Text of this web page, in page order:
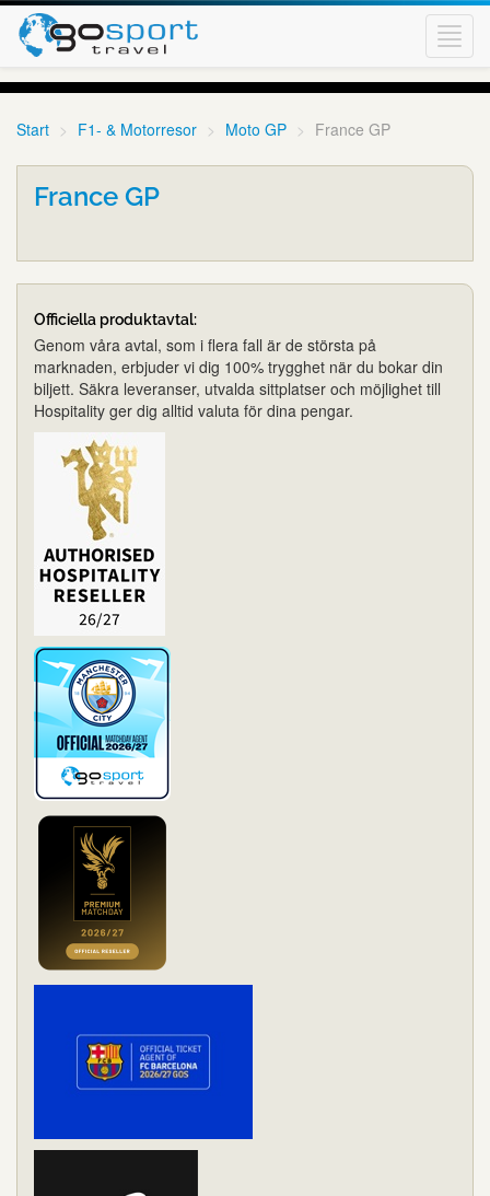
Start F1- & Motorresor Moto GP France GP
France GP
Officiella produktavtal:
Genom våra avtal, som i flera fall är de största på
marknaden, erbjuder vi dig 100% trygghet när du bokar din
biljett. Säkra leveranser, utvalda sittplatser och möjlighet till
Hospitality ger dig alltid valuta för dina pengar.